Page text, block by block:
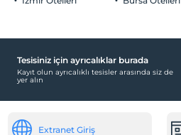
Transfer servisi (ücretli)
Engelli
Tesisiniz için ayrıcalıklar burada
Kayıt olun ayrıcalıklı tesisler arasında siz de
yer alın
Extranet Giriş